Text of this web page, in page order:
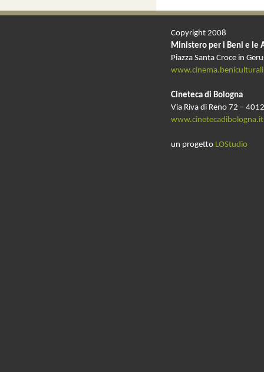
Copyright 2008
Ministero per i Beni e le
Piazza Santa Croce in
Cineteca di Bologna
Via Riva di Reno 72 –
www.cinetecadibologna.it
un progetto LOStudio